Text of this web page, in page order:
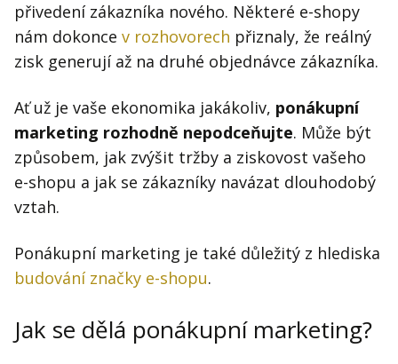
přivedení zákazníka nového. Některé e-shopy
nám dokonce v rozhovorech přiznaly, že reálný
zisk generují až na druhé objednávce zákazníka.
Ať už je vaše ekonomika jakákoliv, ponákupní
marketing rozhodně nepodceňujte. Může být
způsobem, jak zvýšit tržby a ziskovost vašeho
e-shopu a jak se zákazníky navázat dlouhodobý
vztah.
Ponákupní marketing je také důležitý z hlediska
budování značky e-shopu.
Jak se dělá ponákupní marketing?